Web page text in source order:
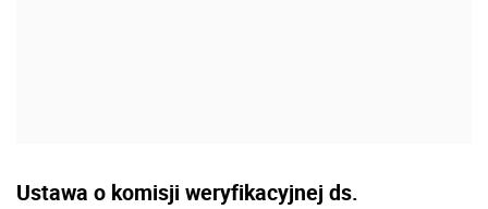
Ustawa o komisji weryfikacyjnej ds.